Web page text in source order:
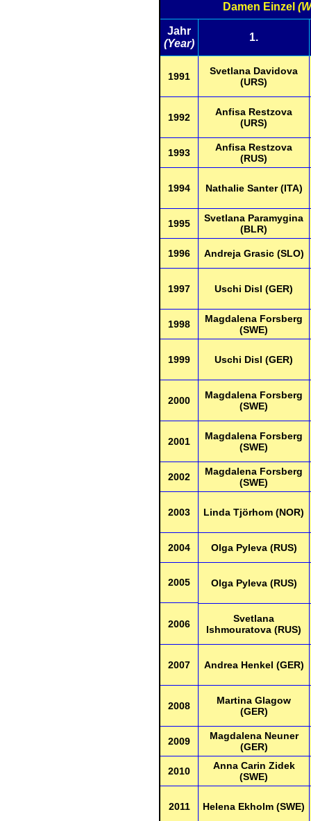
Damen Einzel
Jahr
(Year)
1.
1991
Svetlana Davidova
(URS)
1992
Anfisa Restzova
(URS)
1993
Anfisa Restzova
(RUS)
1994 Nathalie Santer (ITA)
1995
Svetlana Paramygina
(BLR)
1996 Andreja Grasic (SLO)
1997 Uschi Disl (GER)
1998
Magdalena Forsberg
(SWE)
1999 Uschi Disl (GER)
2000
Magdalena Forsberg
(SWE)
2001
Magdalena Forsberg
(SWE)
2002
Magdalena Forsberg
(SWE)
2003 Linda Tjörhom (NOR)
2004 Olga Pyleva (RUS)
2005 Olga Pyleva (RUS)
2006
Svetlana
Ishmouratova (RUS)
2007 Andrea Henkel (GER)
2008
Martina Glagow
(GER)
2009
Magdalena Neuner
(GER)
2010
Anna Carin Zidek
(SWE)
2011 Helena Ekholm (SWE)